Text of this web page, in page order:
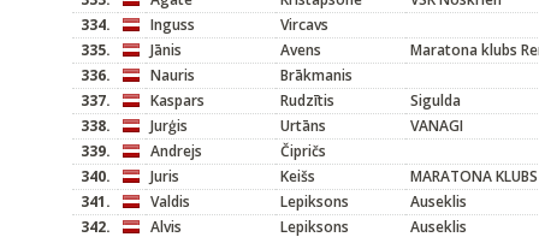
334.
Inguss
Vircavs
335.
Jānis Avens
Maratona klubs
336.
Nauris
Brākmanis
337.
Kaspars Rudzītis
Sigulda
338.
Jurģis Urtāns
VANAGI
339.
Andrejs
Čipričs
340.
Juris Keišs
MARATONA KLUBS
341.
Valdis Lepiksons
Auseklis
342.
Alvis Lepiksons
Auseklis